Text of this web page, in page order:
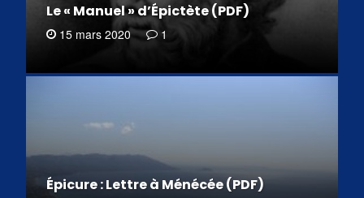
Le « Manuel » d’Épictète (PDF)
15 mars 2020 1
Épicure : Lettre à Ménécée (PDF)